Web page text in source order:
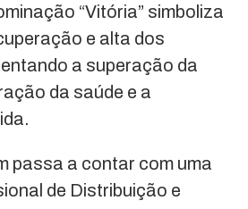
“Vitória” simboliza
e alta dos
a superação da
da saúde e a
passa a contar com uma
de Distribuição e